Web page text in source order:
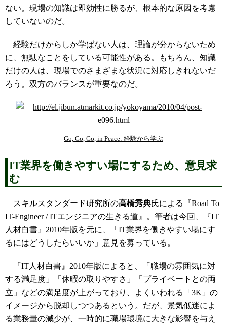
ない。現場の知識は即効性に勝るが、根本的な原因を考慮
していないのだ。
経験だけからしか学ばない人は、理論が分からないため
に、無駄なことをしている可能性がある。もちろん、知識
だけの人は、現場でのさまざまな状況に対応しきれないだ
ろう。双方のバランスが重要なのだ。
Go, Go, Go, in Peace: 経験から学ぶ
IT業界を働きやすい場にするため、意見求
む
スキルスタンダード研究所の高橋秀典氏による『Road To
IT-Engineer / ITエンジニアの生きる道』。筆者は今回、『IT
人材白書』2010年版を元に、「IT業界を働きやすい場にす
るにはどうしたらいいか」意見を募っている。
『IT人材白書』2010年版によると、「職場の雰囲気に対
する満足度」「休暇の取りやすさ」「プライベートとの両
立」などの満足度が上がっており、よくいわれる「3K」の
イメージから脱却しつつあるという。だが、景気低迷によ
る業務量の減少が、一時的に職場環境に大きな影響を与え